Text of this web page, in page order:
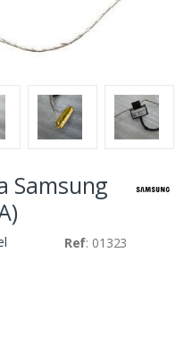
Samsung
Ref: 01323